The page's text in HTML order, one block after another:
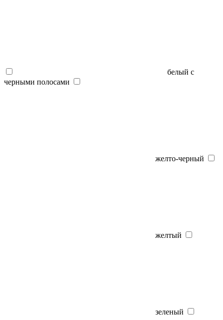
белый с
черными полосами
желто-черный
желтый
зеленый